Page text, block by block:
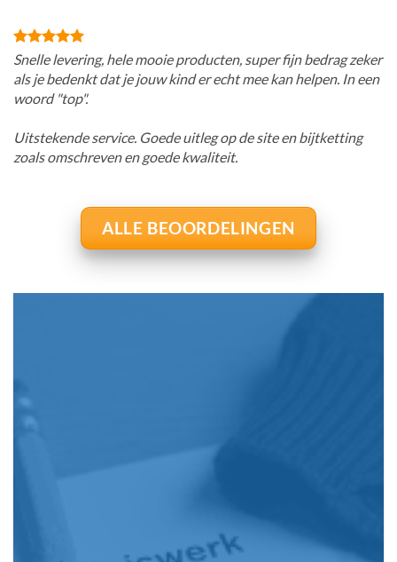
Snelle levering, hele mooie producten, super fijn bedrag zeker
als je bedenkt dat je jouw kind er echt mee kan helpen. In een
woord "top".
Uitstekende service. Goede uitleg op de site en bijtketting
zoals omschreven en goede kwaliteit.
ALLE BEOORDELINGEN